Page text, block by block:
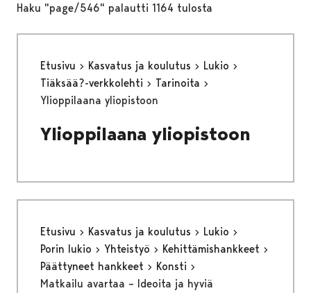
Haku "page/546" palautti 1164 tulosta
Etusivu Kasvatus ja koulutus
Lukio
Tiäksää?-verkkolehti
Tarinoita
Ylioppilaana yliopistoon
Ylioppilaana yliopistoon
Etusivu Kasvatus ja koulutus
Lukio
Porin lukio
Yhteistyö
Kehittämishankkeet
Päättyneet hankkeet
Konsti
Matkailu avartaa – Ideoita ja hyviä